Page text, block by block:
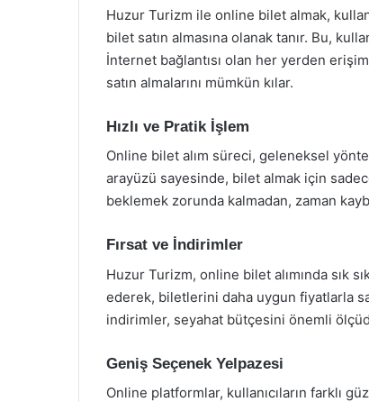
Huzur Turizm ile online bilet almak,
bilet satın almasına olanak tanır. Bu,
İnternet bağlantısı olan her yerden
satın almalarını mümkün kılar.
Hızlı ve Pratik İşlem
Online bilet alım süreci, geleneksel
arayüzü sayesinde, bilet almak için
beklemek zorunda kalmadan, zaman
Fırsat ve İndirimler
Huzur Turizm, online bilet alımında sık
ederek, biletlerini daha uygun fiyatlarla
indirimler, seyahat bütçesini önemli
Geniş Seçenek Yelpazesi
Online platformlar, kullanıcıların farklı